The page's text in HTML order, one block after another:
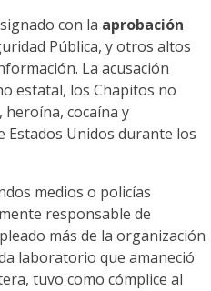
con la aprobación
Pública, y otros altos
La acusación
estatal, los Chapitos no
cocaína y
Estados Unidos durante los
medios o policías
responsable de
más de la organización
laboratorio que amaneció
tuvo como cómplice al